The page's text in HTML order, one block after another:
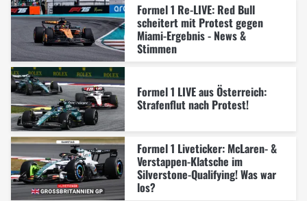
Formel 1 Re-LIVE: Red Bull
scheitert mit Protest gegen
Miami-Ergebnis - News &
Stimmen
Formel 1 LIVE aus Österreich:
Strafenflut nach Protest!
Formel 1 Liveticker: McLaren- &
Verstappen-Klatsche im
Silverstone-Qualifying! Was war
los?